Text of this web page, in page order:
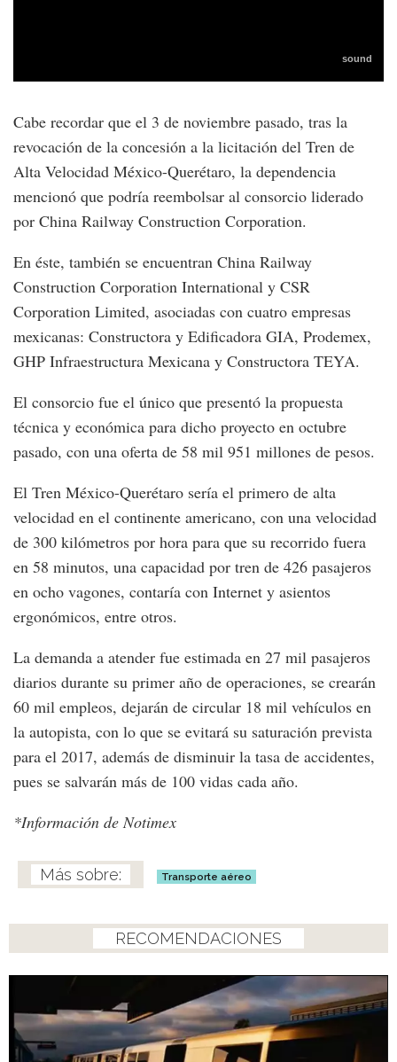
Cabe recordar que el 3 de noviembre pasado, tras la
revocación de la concesión a la licitación del Tren de
Alta Velocidad México-Querétaro, la dependencia
mencionó que podría reembolsar al consorcio liderado
por China Railway Construction Corporation.
En éste, también se encuentran China Railway
Construction Corporation International y CSR
Corporation Limited, asociadas con cuatro empresas
mexicanas: Constructora y Edificadora GIA, Prodemex,
GHP Infraestructura Mexicana y Constructora TEYA.
El consorcio fue el único que presentó la propuesta
técnica y económica para dicho proyecto en octubre
pasado, con una oferta de 58 mil 951 millones de pesos.
El Tren México-Querétaro sería el primero de alta
velocidad en el continente americano, con una velocidad
de 300 kilómetros por hora para que su recorrido fuera
en 58 minutos, una capacidad por tren de 426 pasajeros
en ocho vagones, contaría con Internet y asientos
ergonómicos, entre otros.
La demanda a atender fue estimada en 27 mil pasajeros
diarios durante su primer año de operaciones, se crearán
60 mil empleos, dejarán de circular 18 mil vehículos en
la autopista, con lo que se evitará su saturación prevista
para el 2017, además de disminuir la tasa de accidentes,
pues se salvarán más de 100 vidas cada año.
*Información de Notimex
Transporte aéreo
RECOMENDACIONES